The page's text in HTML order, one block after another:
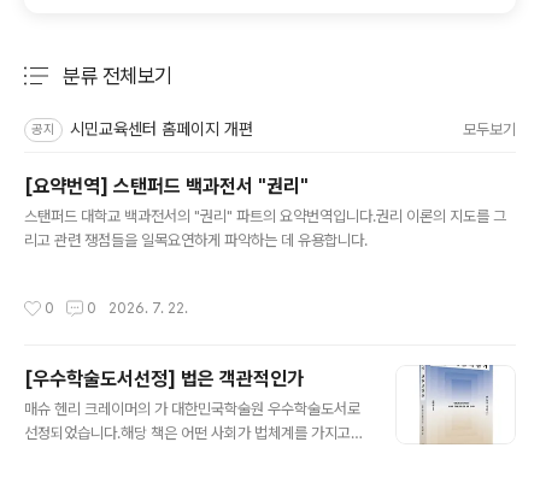
분류 전체보기
공지 시민교육센터 홈페이지 개편 모두보기
[요약번역] 스탠퍼드 백과전서 "권리"
스탠퍼드 대학교 백과전서의 "권리" 파트의 요약번역입니다.권리 이론의 지도를 그
리고 관련 쟁점들을 일목요연하게 파악하는 데 유용합니다.
0 0 2026. 7. 22.
[우수학술도서선정] 법은 객관적인가
매슈 헨리 크레이머의 가 대한민국학술원 우수학술도서로
선정되었습니다.해당 책은 어떤 사회가 법체계를 가지고